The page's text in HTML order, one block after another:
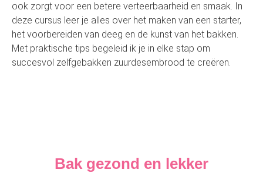
ook zorgt voor een betere verteerbaarheid en smaak. In
deze cursus leer je alles over het maken van een starter,
het voorbereiden van deeg en de kunst van het bakken.
Met praktische tips begeleid ik je in elke stap om
succesvol zelfgebakken zuurdesembrood te creëren.
Bak gezond en lekker